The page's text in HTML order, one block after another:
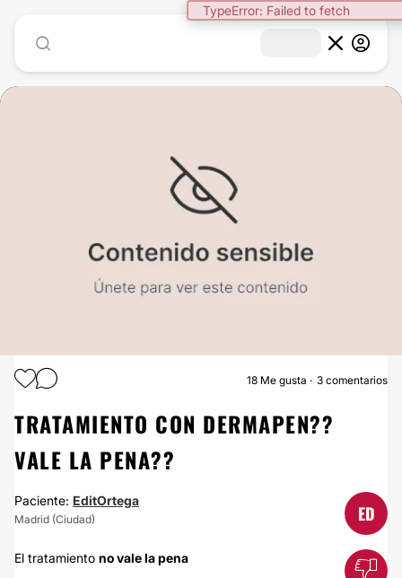
TypeError: Failed to fetch
REJUVENECIMIENTO FACIAL
18 Me gusta 3 comentarios
TRATAMIENTO CON DERMAPEN??
VALE LA PENA??
Paciente: EditOrtega
Madrid (Ciudad) ED
El tratamiento no vale la pena